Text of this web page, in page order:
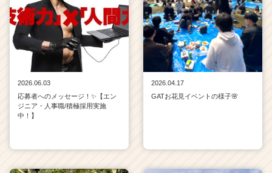
2026.06.03
応募者へのメッセージ！✨【エン
ジニア・人事職/積極採用実施
中！】
2026.04.17
GATお花見イベントの様子🌸